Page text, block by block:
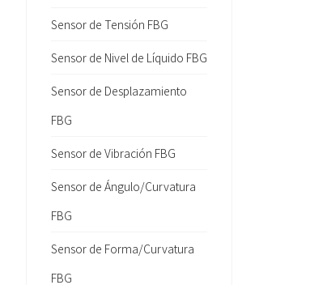
Sensor de Tensión FBG
Sensor de Nivel de Líquido FBG
Sensor de Desplazamiento
FBG
Sensor de Vibración FBG
Sensor de Ángulo/Curvatura
FBG
Sensor de Forma/Curvatura
FBG